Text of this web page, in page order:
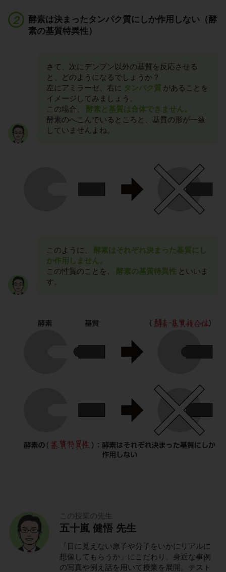
酵素は決まったタンパク質にしか作用しない（酵
素の基質特異性）
さて、次にデンプン以外の基質を反応させる
と、どのようになるでしょうか？
左にアミラーゼ、右に タンパク質 があることを
イメージしてみましょう。
この場合、
酵素と基質は合体できません。
酵素のへこんでいるところと、基質の形が一致
していませんよね。
このように、
酵素はそれぞれ決まった基質にし
か作用しません。
この性質のことを、
酵素の基質特異性 といいま
す。
この授業の先生
五十嵐 健悟 先生
「目に見えない原子や分子をいかにリアルに
想像してもらうか」にこだわり、身近な事例
の写真や例え話を用いて授業を展開。テスト